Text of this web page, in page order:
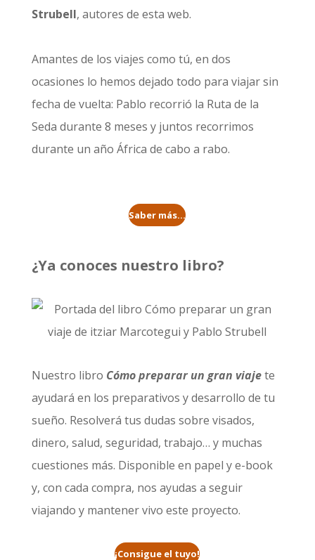
Strubell, autores de esta web.
Amantes de los viajes como tú, en dos
ocasiones lo hemos dejado todo para viajar sin
fecha de vuelta: Pablo recorrió la Ruta de la
Seda durante 8 meses y juntos recorrimos
durante un año África de cabo a rabo.
Saber más...
¿Ya conoces nuestro libro?
Nuestro libro Cómo preparar un gran viajete
ayudará en los preparativos y desarrollo de tu
sueño. Resolverá tus dudas sobre visados,
dinero, salud, seguridad, trabajo… y muchas
cuestiones más. Disponible en papel y e-book
y, con cada compra, nos ayudas a seguir
viajando y mantener vivo este proyecto.
¡Consigue el tuyo!